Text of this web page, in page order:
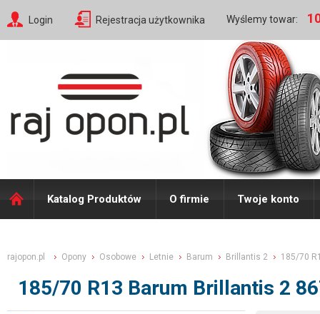
Login Rejestracja użytkownika Wyślemy towar:
Katalog Produktów O firmie Twoje konto
rajopon.pl Opony Osobowe Letnie Barum Brillantis 2 185/70
185/70 R13 Barum Brillantis 2